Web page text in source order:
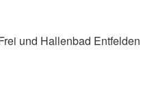
und Hallenbad Entfelden